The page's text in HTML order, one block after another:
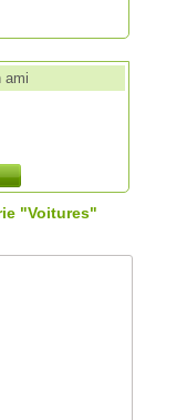
ami
"Voitures"